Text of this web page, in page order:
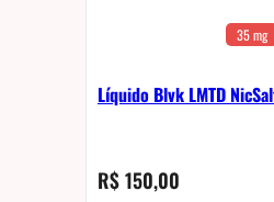
35 mg
Líquido Blvk LMTD
R$150,00